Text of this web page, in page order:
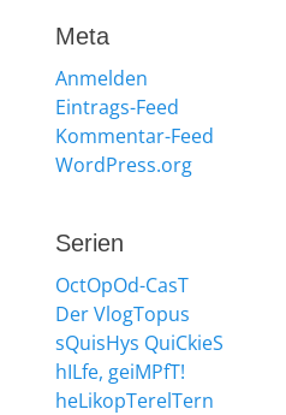
Meta
Anmelden
Eintrags-Feed
Kommentar-Feed
WordPress.org
Serien
OctOpOd-CasT
Der VlogTopus
sQuisHys QuiCkieS
hILfe, geiMPfT!
heLikopTerelTern